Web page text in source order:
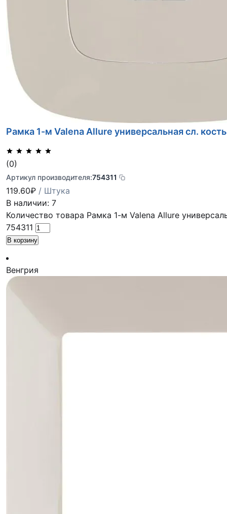
Рамка 1-м Valena Allure универсальная сл.
(0)
Артикул производителя:754311
119.60₽ / Штука
В наличии: 7
Количество товара Рамка 1-м Valena Allure
754311
В корзину
Венгрия